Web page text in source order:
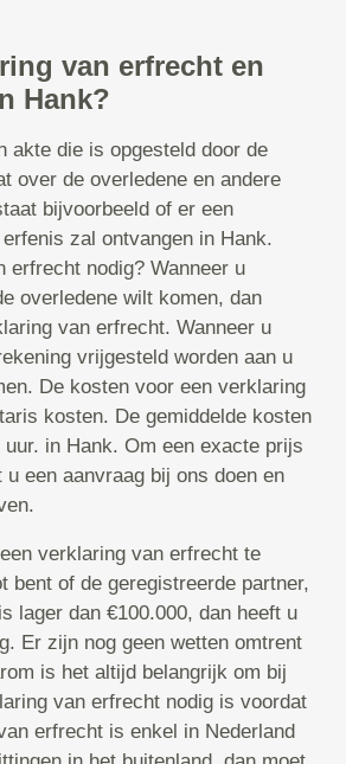
van erfrecht en
Hank?
akte die is opgesteld door de
over de overledene en andere
bijvoorbeeld of er een
zal ontvangen in Hank.
erfrecht nodig? Wanneer u
overledene wilt komen, dan
van erfrecht. Wanneer u
vrijgesteld worden aan u
De kosten voor een verklaring
kosten. De gemiddelde kosten
in Hank. Om een exacte prijs
een aanvraag bij ons doen en
verklaring van erfrecht te
bent of de geregistreerde partner,
lager dan €100.000, dan heeft u
Er zijn nog geen wetten omtrent
is het altijd belangrijk om bij
van erfrecht nodig is voordat
erfrecht is enkel in Nederland